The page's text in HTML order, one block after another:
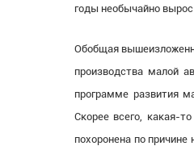
годы необычайно
Обобщая
производства малой
программе развития
Скорее всего, какая-
похоронена по